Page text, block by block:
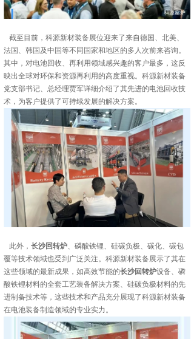
截至目前，科源新材装备展位迎来了来自德国、北美、
法国、韩国及中国等不同国家和地区的多人次前来咨询。
其中，对电池回收、再利用领域感兴趣的客户最多，这反
映出全球对环保和资源再利用的高度重视。科源新材装备
党支部书记、总经理贾军详细介绍了其先进的电池回收技
术，为客户提供了可持续发展的解决方案。
此外，长沙回转炉、磷酸铁锂、硅碳负极、碳化、碳包
覆等技术领域也受到广泛关注。科源新材装备展示了其在
这些领域的最新成果，如高效节能的长沙回转炉设备、磷
酸铁锂材料的全套工艺装备解决方案、硅碳负极材料的先
进制备技术等，这些技术和产品充分展现了科源新材装备
在电池装备制造领域的专业实力。